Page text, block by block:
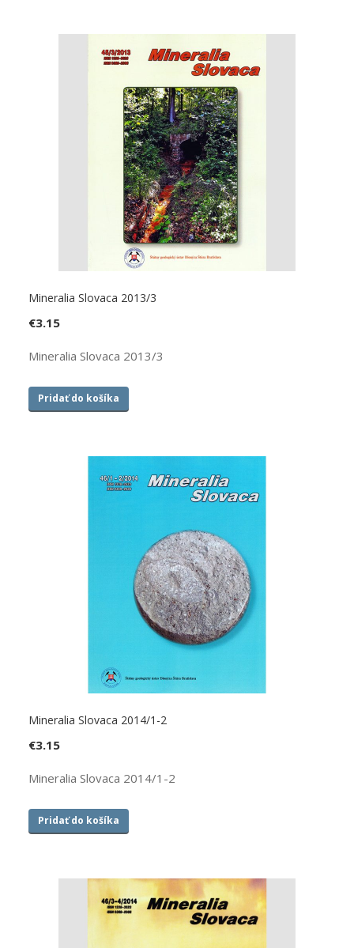
Mineralia Slovaca 2013/3
€3.15
Mineralia Slovaca 2013/3
Pridať do košíka
Mineralia Slovaca 2014/1-2
€3.15
Mineralia Slovaca 2014/1-2
Pridať do košíka